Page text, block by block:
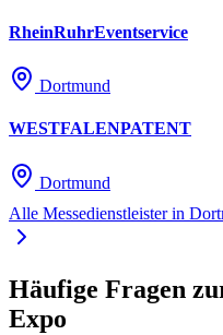
RheinRuhrEventservice
Dortmund
WESTFALENPATENT
Dortmund
Alle Messedienstleister in
Häufige Fragen
Expo